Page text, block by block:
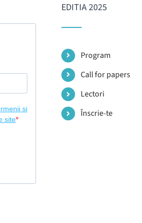
EDITIA 2025
Program
Call for papers
Lectori
Înscrie-te